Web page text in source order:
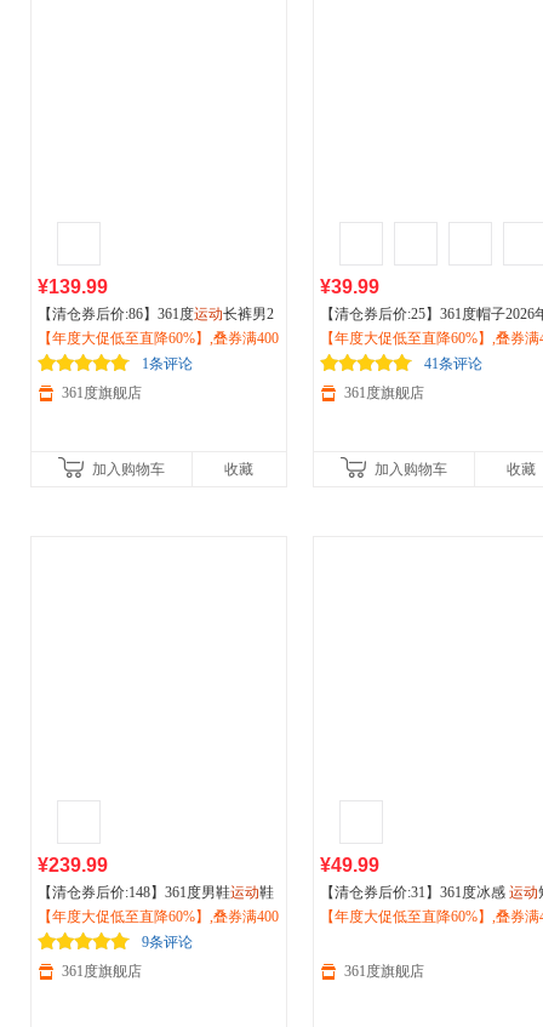
¥139.99
【清仓券后价:86】361度运动长裤男2
026遮阳防晒裤夏季户外凉感休闲裤子
652614707
【年度大促低至直降60%】,叠券满400
减150/600减230,立即抢购！
1条评论
361度旗舰店
加入购物车 收藏
¥39.99
【清仓券后价:25】361度帽子2026
夏季新款棒球帽户外运动防紫外线
阳帽百搭鸭舌帽612332001
【年度大促低至直降60%】,叠券满
减150/600减230,立即抢购！
41条评论
361度旗舰店
加入购物车 收藏
¥239.99
【清仓券后价:148】361度男鞋运动鞋
2026秋冬季新款户外徒步鞋减震耐磨
越野跑步鞋672532214
【年度大促低至直降60%】,叠券满400
减150/600减230,立即抢购！
9条评论
361度旗舰店
¥49.99
【清仓券后价:31】361度冰感 运动
恤女2026夏季新款轻薄透气运动短
【年度大促低至直降60%】,叠券满
361度旗舰店